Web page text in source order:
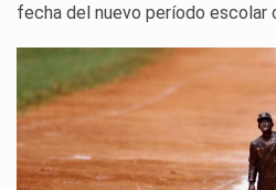
fecha del nuevo período escolar